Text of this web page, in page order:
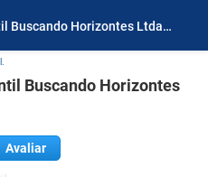
Berçário E Educação Infantil Buscando Horizontes Ltda Me Avaliações e Opiniões
Buscando Horizontes
Avaliar